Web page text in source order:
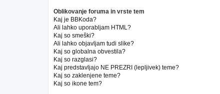
Oblikovanje foruma in vrste tem
Kaj je BBKoda?
Ali lahko uporabljam HTML?
Kaj so smeški?
Ali lahko objavljam tudi slike?
Kaj so globalna obvestila?
Kaj so razglasi?
Kaj predstavljajo NE PREZRI (lepljivek) teme?
Kaj so zaklenjene teme?
Kaj so ikone tem?